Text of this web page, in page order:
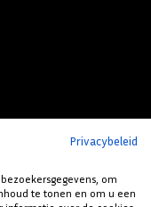
Privacybeleid
om
te tonen en om u een